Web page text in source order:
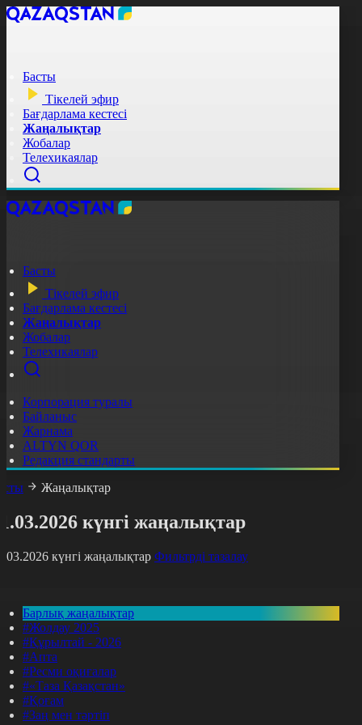
Басты
Тікелей эфир
Бағдарлама кестесі
Жаңалықтар
Жобалар
Телехикаялар
Басты
Тікелей эфир
Бағдарлама кестесі
Жаңалықтар
Жобалар
Телехикаялар
Корпорация туралы
Байланыс
Жарнама
ALTYN QOR
Редакция стандарты
Жаңалықтар
күнгі жаңалықтар
күнгі жаңалықтар Фильтрді тазалау
Барлық жаңалықтар
#Жолдау 2025
#Құрылтай - 2026
#Апта
#Ресми оқиғалар
#«Таза Қазақстан»
#Қоғам
#Заң мен тәртіп